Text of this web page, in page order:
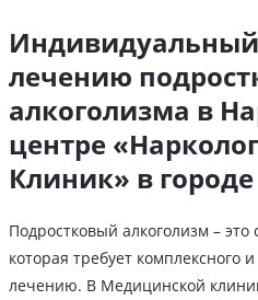
лечению
алкоголизма в
центре
Клиник» в
Подростковый алкоголизм –
которая требует комплексного
лечению. В Медицинской